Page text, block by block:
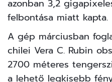
azonban 3,2
felbontása miatt kapta.
A gép márciusban
chilei Vera C. Rubin
2700 méteres
a lehető legkisebb